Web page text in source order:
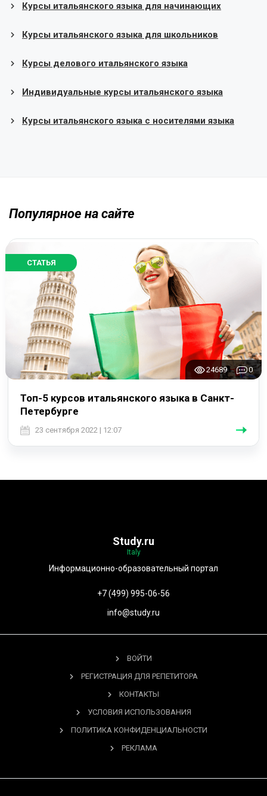
Курсы итальянского языка для начинающих
Курсы итальянского языка для школьников
Курсы делового итальянского языка
Индивидуальные курсы итальянского языка
Курсы итальянского языка с носителями языка
Популярное на сайте
СТАТЬЯ
24689 0
Топ-5 курсов итальянского языка в Санкт-
Петербурге
23 сентября 2022 | 12:07
Study.ru
Italy
Информационно-образовательный портал
+7 (499) 995-06-56
info@study.ru
ВОЙТИ
РЕГИСТРАЦИЯ ДЛЯ РЕПЕТИТОРА
КОНТАКТЫ
УСЛОВИЯ ИСПОЛЬЗОВАНИЯ
ПОЛИТИКА КОНФИДЕНЦИАЛЬНОСТИ
РЕКЛАМА